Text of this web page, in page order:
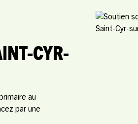
CYR-
au
par une